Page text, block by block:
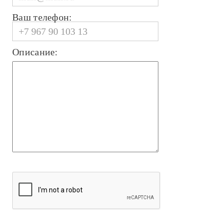
Ваш телефон:
Описание: